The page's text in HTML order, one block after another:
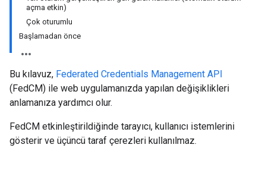
açma etkin)
Çok oturumlu
Başlamadan önce
Bu kılavuz, Federated Credentials Management API
(FedCM) ile web uygulamanızda yapılan değişiklikleri
anlamanıza yardımcı olur.
FedCM etkinleştirildiğinde tarayıcı, kullanıcı istemlerini
gösterir ve üçüncü taraf çerezleri kullanılmaz.